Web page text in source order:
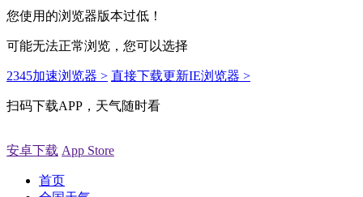
您使用的浏览器版本过低！
可能无法正常浏览，您可以选择
2345加速浏览器 > 直接下载更新IE浏览器 >
扫码下载APP，天气随时看
安卓下载 App Store
首页